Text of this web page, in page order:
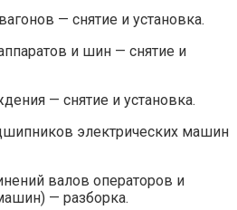
— снятие и установка.
и шин — снятие и
— снятие и установка.
электрических машин
валов операторов и
— разборка.